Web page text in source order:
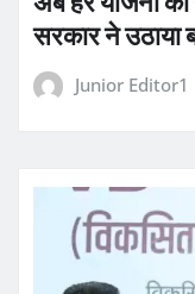
सरकार ने उठाया
Junior Editor1